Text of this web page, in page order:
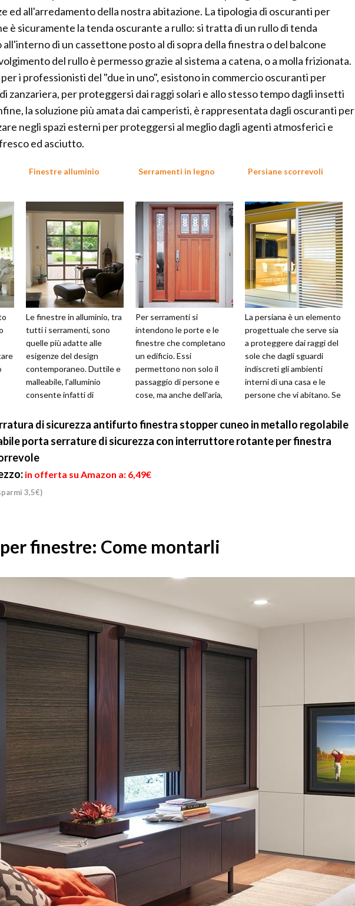
ed all'arredamento della nostra abitazione. La tipologia di oscuranti per
è sicuramente la tenda oscurante a rullo: si tratta di un rullo di tenda
di un cassettone posto al di sopra della finestra o del balcone
del rullo è permesso grazie al sistema a catena, o a molla frizionata.
i professionisti del "due in uno", esistono in commercio oscuranti per
zanzariera, per proteggersi dai raggi solari e allo stesso tempo dagli insetti
la soluzione più amata dai camperisti, è rappresentata dagli oscuranti per
negli spazi esterni per proteggersi al meglio dagli agenti atmosferici e
ed asciutto.
Finestre alluminio
Le finestre in alluminio, tra
tutti i serramenti, sono
quelle più adatte alle
esigenze del design
contemporaneo. Duttile e
malleabile, l'alluminio
consente infatti di
ricercati ef...
Serramenti in legno
Per serramenti si
intendono le porte e le
finestre che completano
un edificio. Essi
permettono non solo il
passaggio di persone e
cose, ma anche dell'aria,
rumori. La loro...
Persiane scorrevoli
La persiana è un elemento
progettuale che serve sia
a proteggere dai raggi del
sole che dagli sguardi
indiscreti gli ambienti
interni di una casa e le
persone che vi abitano. Se
di sicurezza antifurto finestra stopper cuneo in metallo regolabile
porta serrature di sicurezza con interruttore rotante per finestra
in offerta su Amazon a: 6,49€
3,5€)
finestre: Come montarli